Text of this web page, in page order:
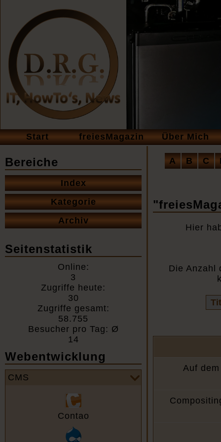
Navigation
überspringen
Start freiesMagazin Über Mich
Navigation
A B C
Hier
Die Anzahl
Auf
Bereiche
Navigation
überspringen
Index
Kategorie
Archiv
Seitenstatistik
Online:
3
Zugriffe heute:
30
Zugriffe gesamt:
58.755
Besucher pro Tag: Ø
14
Webentwicklung
CMS
Contao